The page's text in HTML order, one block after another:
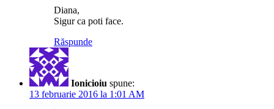
Diana,
Sigur ca poti face.
Răspunde
Ionicioiu spune:
13 februarie 2016 la 1:01 AM